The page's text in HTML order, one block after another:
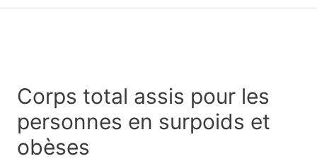
Corps total assis pour les
personnes en surpoids et
obèses